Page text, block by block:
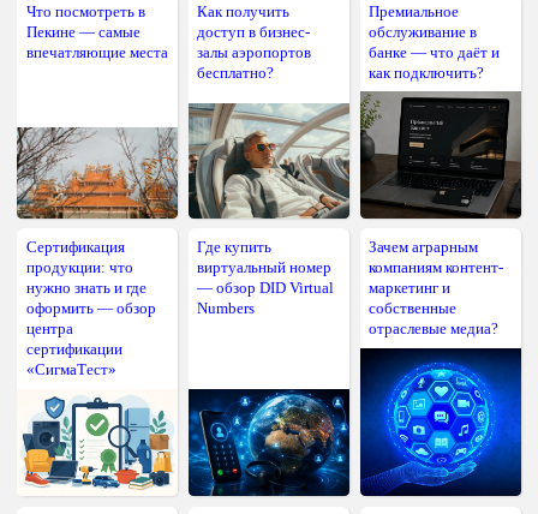
Что посмотреть в
Пекине — самые
впечатляющие места
Как получить
доступ в бизнес-
залы аэропортов
бесплатно?
Премиальное
обслуживание в
банке — что даёт и
как подключить?
Сертификация
продукции: что
нужно знать и где
оформить — обзор
центра
сертификации
«СигмаТест»
Где купить
виртуальный номер
— обзор DID Virtual
Numbers
Зачем аграрным
компаниям контент-
маркетинг и
собственные
отраслевые медиа?